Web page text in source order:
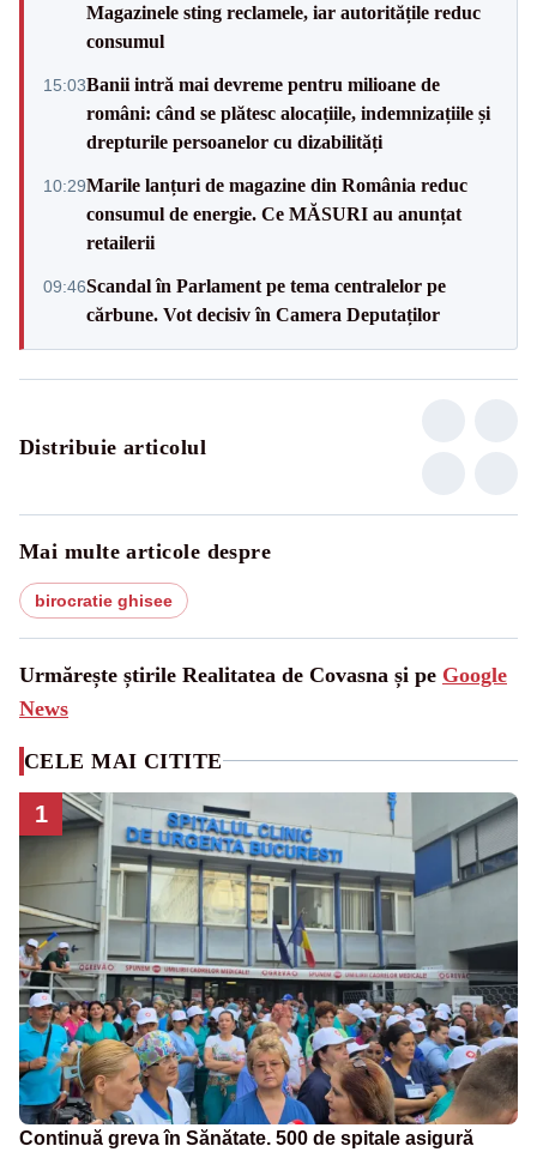
Magazinele sting reclamele, iar autoritățile reduc
consumul
15:03Banii intră mai devreme pentru milioane de
români: când se plătesc alocațiile, indemnizațiile și
drepturile persoanelor cu dizabilități
10:29Marile lanțuri de magazine din România reduc
consumul de energie. Ce MĂSURI au anunțat
retailerii
09:46Scandal în Parlament pe tema centralelor pe
cărbune. Vot decisiv în Camera Deputaților
Distribuie articolul
Mai multe articole despre
birocratie ghisee
Urmărește știrile Realitatea de Covasna și pe Google
News
CELE MAI CITITE
1
Continuă greva în Sănătate. 500 de spitale asigură